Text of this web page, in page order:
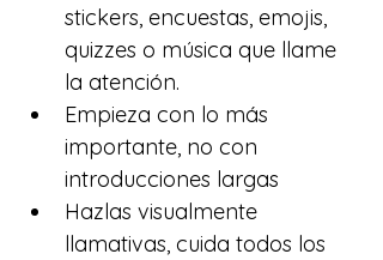
stickers, encuestas, emojis,
quizzes o música que llame
la atención.
Empieza con lo más
importante, no con
introducciones largas
Hazlas visualmente
llamativas, cuida todos los